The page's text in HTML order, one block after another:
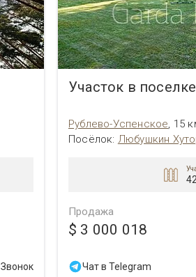
Звонок
Участок в
Рублево-Успенское 15
Посёлок: Любушкин
Продажа
$ 3 000 018
Чат в Telegram